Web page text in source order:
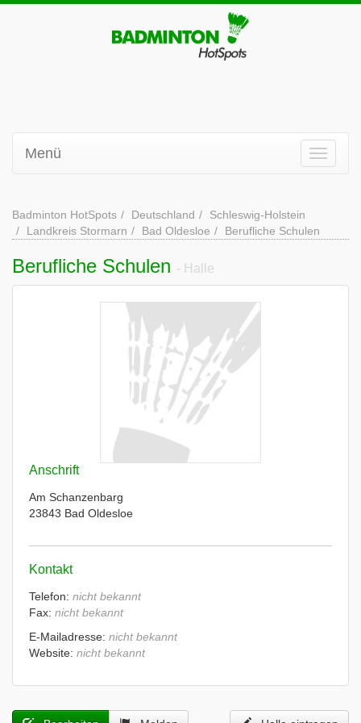
Menü
Badminton HotSpots Deutschland
Schleswig-Holstein
Landkreis Stormarn
Bad Oldesloe Berufliche Schulen
Berufliche Schulen - Halle
Anschrift
Am Schanzenbarg
23843 Bad Oldesloe
Kontakt
Telefon: nicht bekannt
Fax: nicht bekannt
E-Mailadresse: nicht bekannt
Website: nicht bekannt